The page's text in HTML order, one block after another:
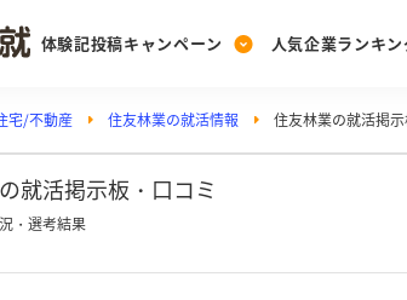
体験記投稿キャンペーン
Post
投稿する
人気企業ランキン
Ranking
ランキングを見る
Vote
PickUp
注目の企業特集
宅/不動産 住友林業の就活情報 住友林業の就活掲
就活掲示板・口コミ
・選考結果